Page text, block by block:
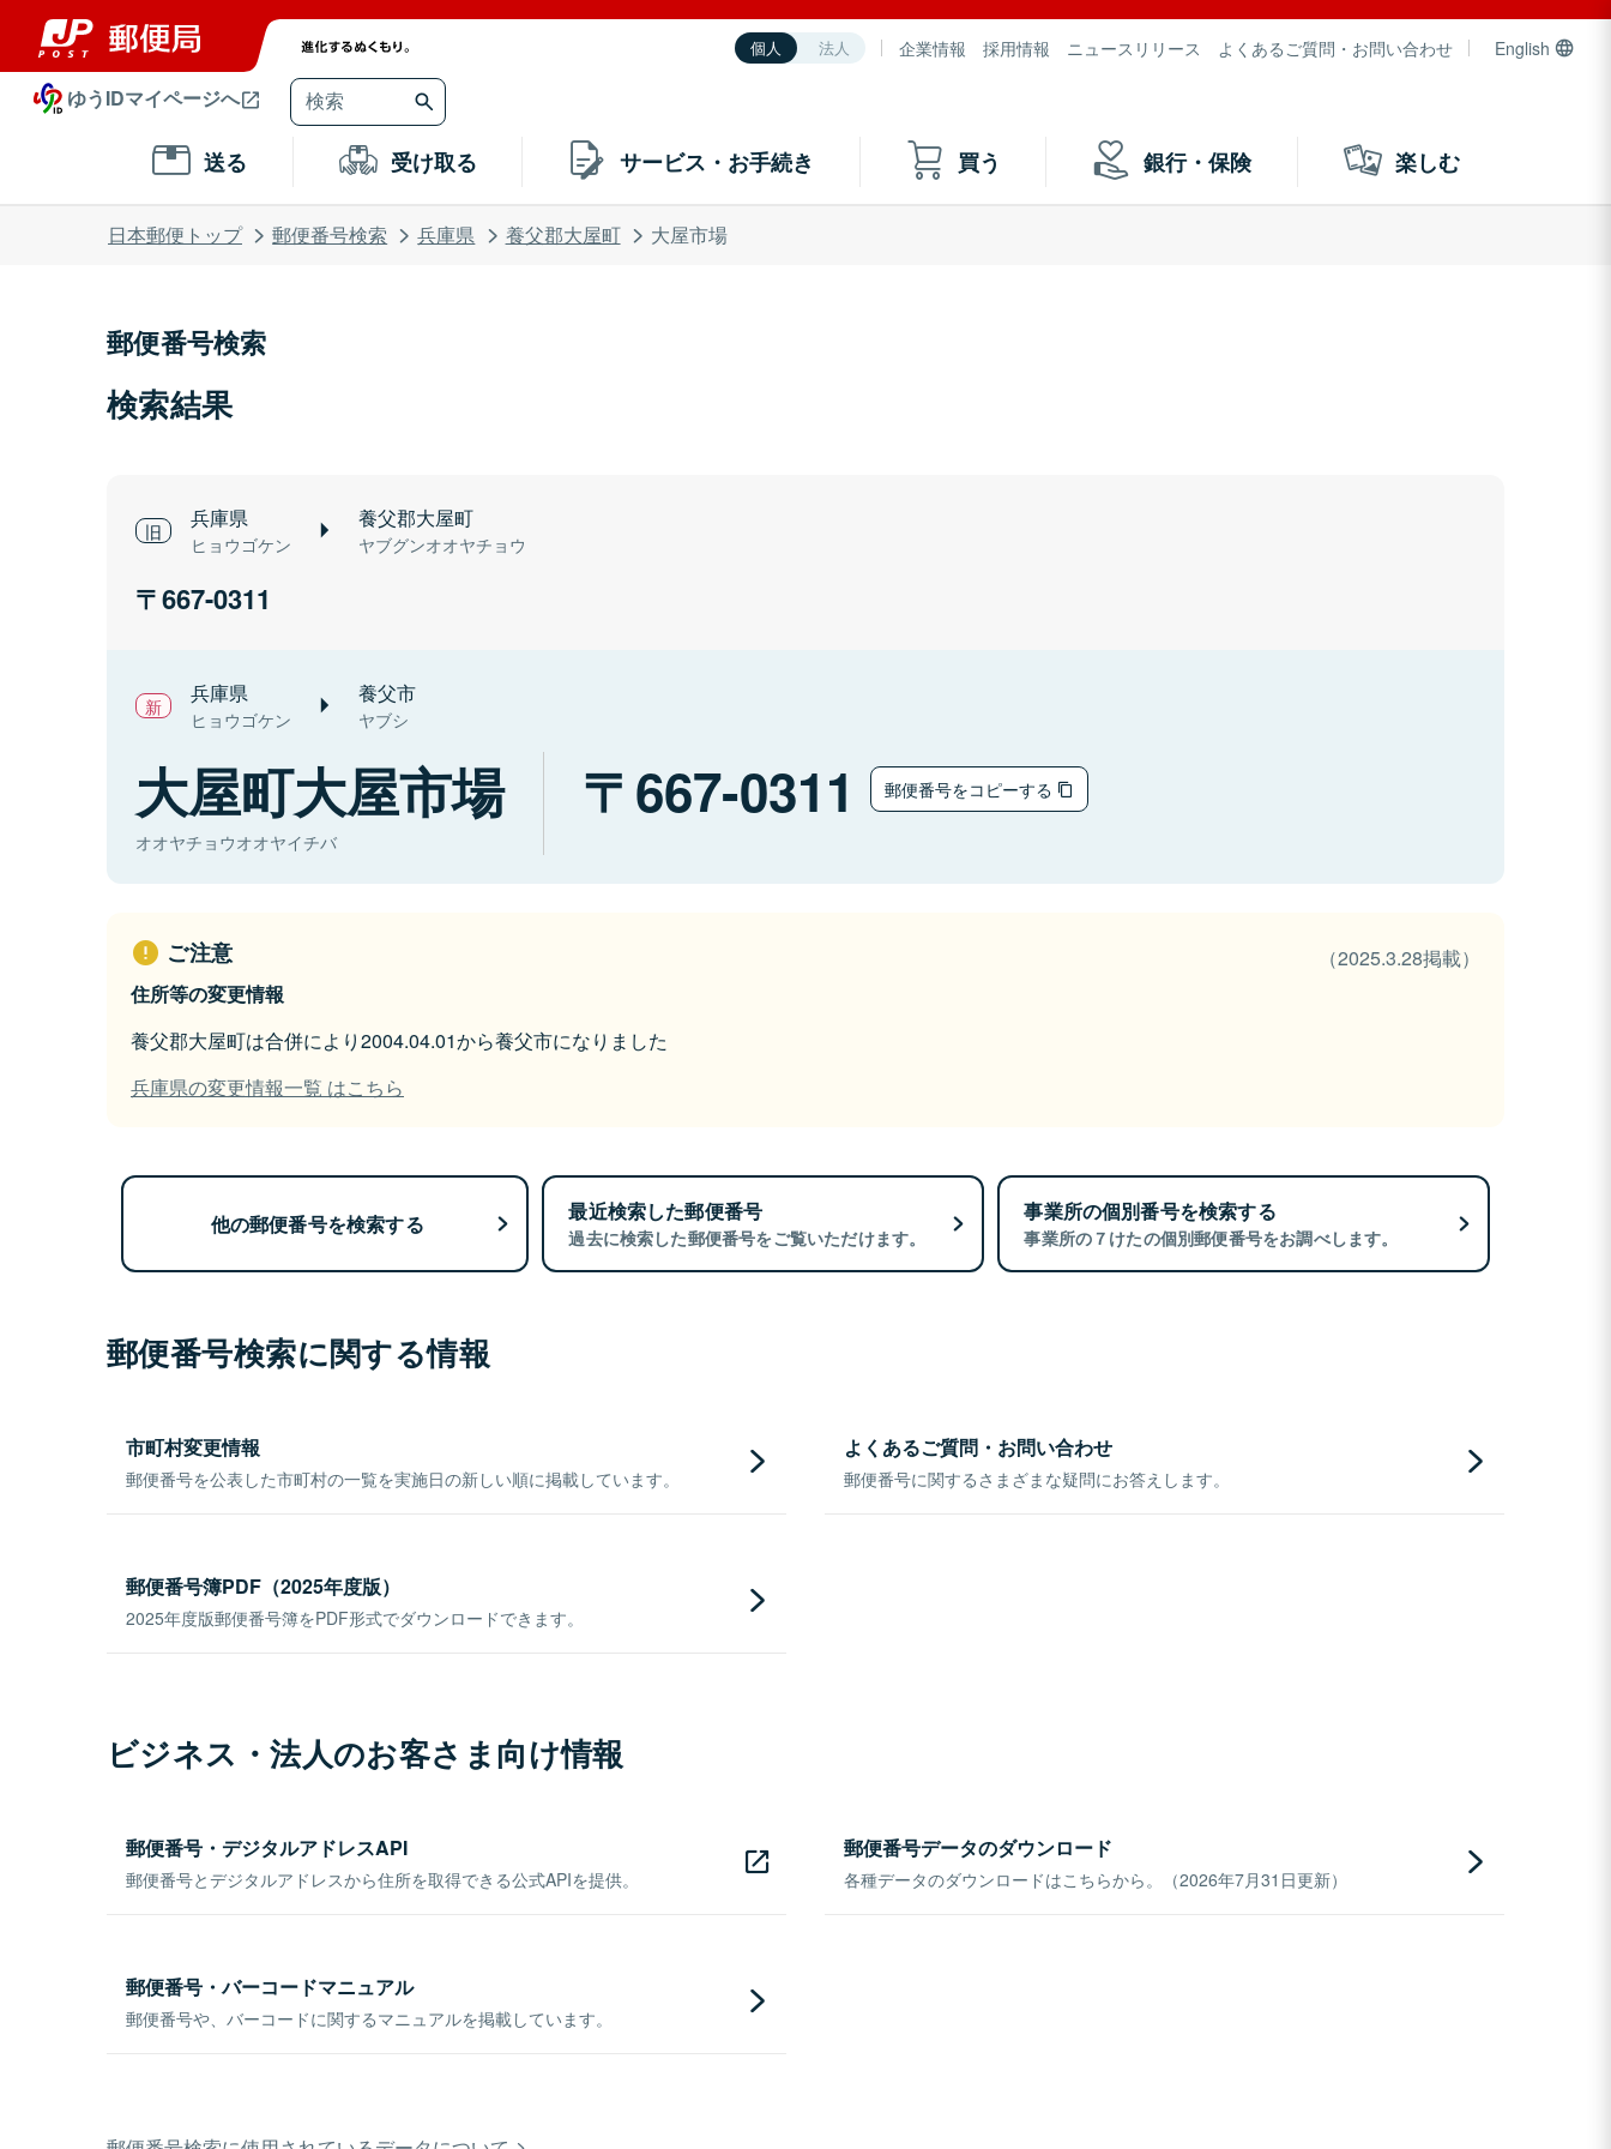
個人 法人 企業情報 採用情報 ニュースリリース よくあるご質問・お問い合わせ English
ゆうIDマイページへ
送る 受け取る サービス・お手続き 買う 銀行・保険 楽しむ
日本郵便トップ 郵便番号検索 兵庫県 養父郡大屋町 大屋市場
郵便番号検索
検索結果
兵庫県
ヒョウゴケン
養父郡大屋町
ヤブグンオオヤチョウ
667-0311
兵庫県
ヒョウゴケン
養父市
ヤブシ
大屋町大屋市場
オオヤチョウオオヤイチバ
667-0311 郵便番号をコピーする
ご注意
（2025.3.28掲載）
住所等の変更情報
養父郡大屋町は合併により2004.04.01から養父市になりました
兵庫県の変更情報一覧 はこちら
他の郵便番号を検索する 最近検索した郵便番号
過去に検索した郵便番号をご覧いただけます。
事業所の個別番号を検索する
事業所の７けたの個別郵便番号をお調べします。
郵便番号検索に関する情報
市町村変更情報
郵便番号を公表した市町村の一覧を実施日の新しい順に掲載しています。
よくあるご質問・お問い合わせ
郵便番号に関するさまざまな疑問にお答えします。
郵便番号簿PDF（2025年度版）
2025年度版郵便番号簿をPDF形式でダウンロードできます。
ビジネス・法人のお客さま向け情報
郵便番号・デジタルアドレスAPI
郵便番号とデジタルアドレスから住所を取得できる公式APIを提供。
郵便番号データのダウンロード
各種データのダウンロードはこちらから。（2026年7月31日更新）
郵便番号・バーコードマニュアル
郵便番号や、バーコードに関するマニュアルを掲載しています。